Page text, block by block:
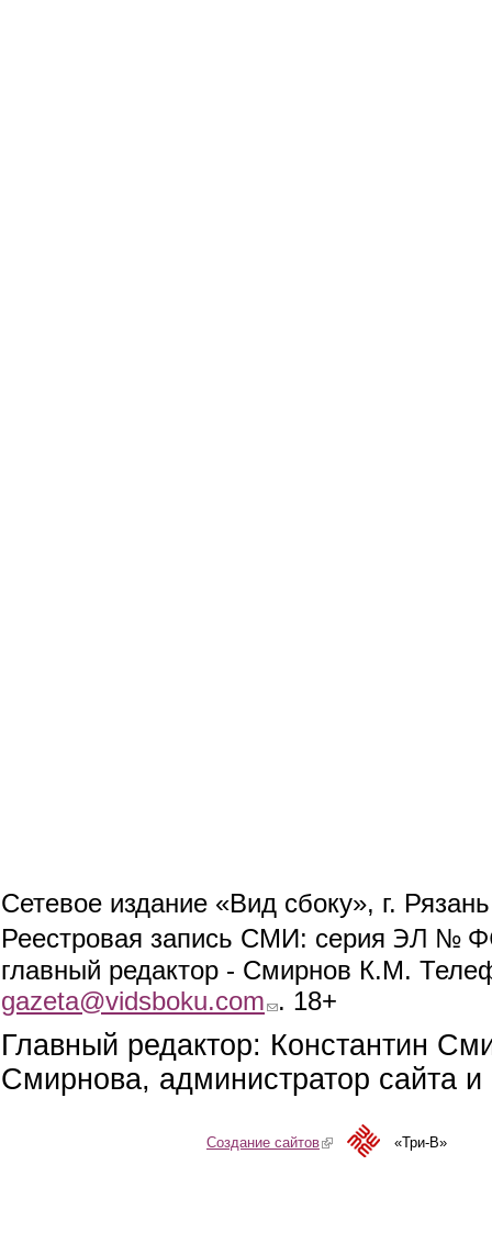
Сетевое издание «Вид сбоку», г.
Реестровая запись СМИ: серия ЭЛ №
главный редактор - Смирнов К.М.
gazeta@vidsboku.com (link sends e-mail)
. 18+
Главный редактор: Константин
Смирнова, администратор сайта
Создание сайтов(link is external)«Три-В»